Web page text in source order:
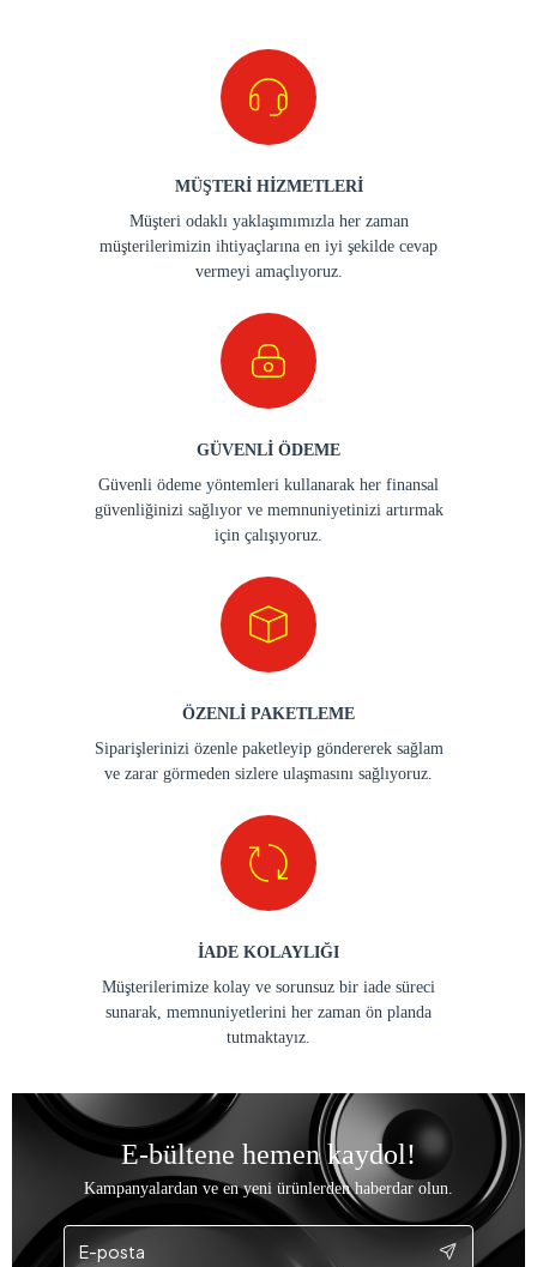
MÜŞTERİ HİZMETLERİ
Müşteri odaklı yaklaşımımızla her zaman
müşterilerimizin ihtiyaçlarına en iyi şekilde cevap
vermeyi amaçlıyoruz.
GÜVENLİ ÖDEME
Güvenli ödeme yöntemleri kullanarak her finansal
güvenliğinizi sağlıyor ve memnuniyetinizi artırmak
için çalışıyoruz.
ÖZENLİ PAKETLEME
Siparişlerinizi özenle paketleyip göndererek sağlam
ve zarar görmeden sizlere ulaşmasını sağlıyoruz.
İADE KOLAYLIĞI
Müşterilerimize kolay ve sorunsuz bir iade süreci
sunarak, memnuniyetlerini her zaman ön planda
tutmaktayız.
E-bültene hemen kaydol!
Kampanyalardan ve en yeni ürünlerden haberdar olun.